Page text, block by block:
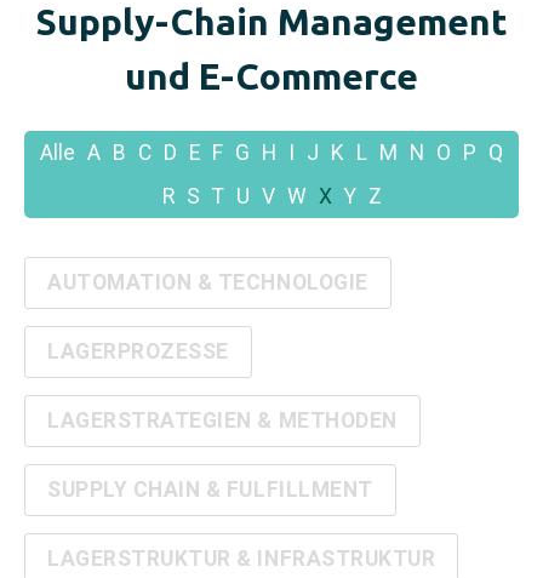
Supply-Chain Management
und E-Commerce
Alle A B C D E F G H J K L M N O P Q
R S T U V W X Y Z
AUTOMATION & TECHNOLOGIE
LAGERPROZESSE
LAGERSTRATEGIEN & METHODEN
SUPPLY CHAIN & FULFILLMENT
LAGERSTRUKTUR & INFRASTRUKTUR